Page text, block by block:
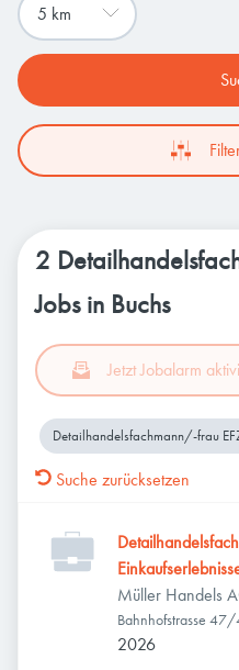
2
Jobs in Buchs
Jetzt Jobalarm
Detailhandelsfachmann/-frau
Suche zurücksetzen
Müller Handels
Bahnhofstrasse
2026